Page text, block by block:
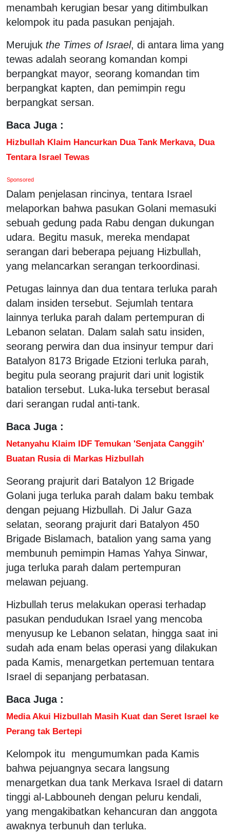
menambah kerugian besar yang ditimbulkan
kelompok itu pada pasukan penjajah.
Merujuk the Times of Israel, di antara lima yang
tewas adalah seorang komandan kompi
berpangkat mayor, seorang komandan tim
berpangkat kapten, dan pemimpin regu
berpangkat sersan.
Baca Juga :
Hizbullah Klaim Hancurkan Dua Tank Merkava, Dua
Tentara Israel Tewas
Sponsored
Dalam penjelasan rincinya, tentara Israel
melaporkan bahwa pasukan Golani memasuki
sebuah gedung pada Rabu dengan dukungan
udara. Begitu masuk, mereka mendapat
serangan dari beberapa pejuang Hizbullah,
yang melancarkan serangan terkoordinasi.
Petugas lainnya dan dua tentara terluka parah
dalam insiden tersebut. Sejumlah tentara
lainnya terluka parah dalam pertempuran di
Lebanon selatan. Dalam salah satu insiden,
seorang perwira dan dua insinyur tempur dari
Batalyon 8173 Brigade Etzioni terluka parah,
begitu pula seorang prajurit dari unit logistik
batalion tersebut. Luka-luka tersebut berasal
dari serangan rudal anti-tank.
Baca Juga :
Netanyahu Klaim IDF Temukan 'Senjata Canggih'
Buatan Rusia di Markas Hizbullah
Seorang prajurit dari Batalyon 12 Brigade
Golani juga terluka parah dalam baku tembak
dengan pejuang Hizbullah. Di Jalur Gaza
selatan, seorang prajurit dari Batalyon 450
Brigade Bislamach, batalion yang sama yang
membunuh pemimpin Hamas Yahya Sinwar,
juga terluka parah dalam pertempuran
melawan pejuang.
Hizbullah terus melakukan operasi terhadap
pasukan pendudukan Israel yang mencoba
menyusup ke Lebanon selatan, hingga saat ini
sudah ada enam belas operasi yang dilakukan
pada Kamis, menargetkan pertemuan tentara
Israel di sepanjang perbatasan.
Baca Juga :
Media Akui Hizbullah Masih Kuat dan Seret Israel ke
Perang tak Bertepi
Kelompok itu mengumumkan pada Kamis
bahwa pejuangnya secara langsung
menargetkan dua tank Merkava Israel di datarn
tinggi al-Labbouneh dengan peluru kendali,
yang mengakibatkan kehancuran dan anggota
awaknya terbunuh dan terluka.